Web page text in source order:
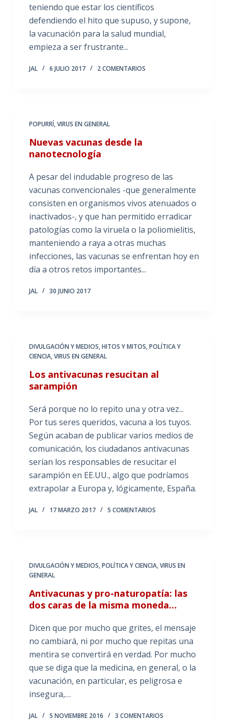
teniendo que estar los científicos
defendiendo el hito que supuso, y supone,
la vacunación para la salud mundial,
empieza a ser frustrante...
JAL 6 JULIO 2017 2 COMENTARIOS
POPURRÍ,VIRUS EN GENERAL
Nuevas vacunas desde la
nanotecnología
A pesar del indudable progreso de las
vacunas convencionales -que generalmente
consisten en organismos vivos atenuados o
inactivados-, y que han permitido erradicar
patologías como la viruela o la poliomielitis,
manteniendo a raya a otras muchas
infecciones, las vacunas se enfrentan hoy en
día a otros retos importantes...
JAL 30 JUNIO 2017
DIVULGACIÓN Y MEDIOS,HITOS Y MITOS,POLÍTICA Y
CIENCIA,VIRUS EN GENERAL
Los antivacunas resucitan al
sarampión
Será porque no lo repito una y otra vez...
Por tus seres queridos, vacuna a los tuyos.
Según acaban de publicar varios medios de
comunicación, los ciudadanos antivacunas
serían los responsables de resucitar el
sarampión en EE.UU., algo que podríamos
extrapolar a Europa y, lógicamente, España.
JAL 17 MARZO 2017 5 COMENTARIOS
DIVULGACIÓN Y MEDIOS,POLÍTICA Y CIENCIA,VIRUS EN
GENERAL
Antivacunas y pro-naturopatía: las
dos caras de la misma moneda…
Dicen que por mucho que grites, el mensaje
no cambiará, ni por mucho que repitas una
mentira se convertirá en verdad. Por mucho
que se diga que la medicina, en general, o la
vacunación, en particular, es peligrosa e
insegura,…
JAL 5 NOVIEMBRE 2016 3 COMENTARIOS